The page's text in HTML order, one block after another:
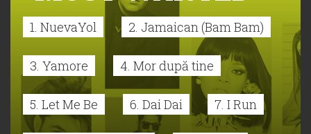
1. NuevaYol 2. Jamaican (Bam Bam)
3. Yamore 4. Mor după tine
5. Let Me Be 6. Dai Dai 7. I Run